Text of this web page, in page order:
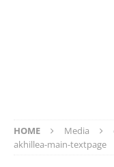
HOME Media
akhillea-main-textpage